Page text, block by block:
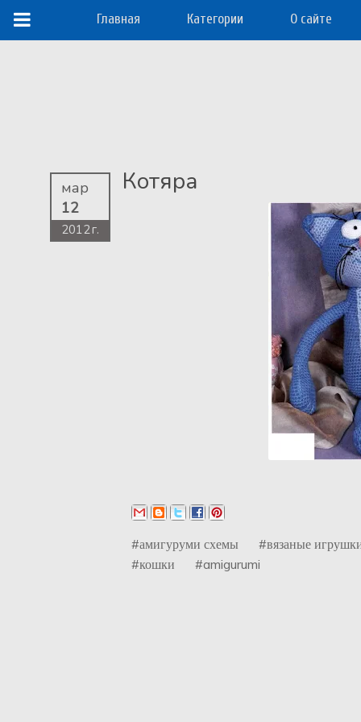
Главная Категории О сайте
Котяра
мар
12
2012 г.
#амигуруми схемы #вязаные
#кошки
#amigurumi